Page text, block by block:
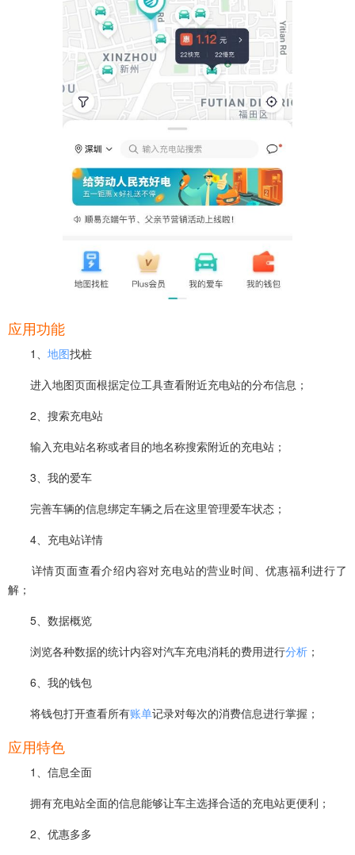
应用功能
1、 地图找桩
进入地图页面根据定位工具查看附近充电站的分布信息；
2、搜索充电站
输入充电站名称或者目的地名称搜索附近的充电站；
3、我的爱车
完善车辆的信息绑定车辆之后在这里管理爱车状态；
4、充电站详情
详情页面查看介绍内容对充电站的营业时间、优惠福利进行了
解；
5、数据概览
浏览各种数据的统计内容对汽车充电消耗的费用进行分析 ；
6、我的钱包
将钱包打开查看所有账单记录对每次的消费信息进行掌握；
应用特色
1、信息全面
拥有充电站全面的信息能够让车主选择合适的充电站更便利；
2、优惠多多